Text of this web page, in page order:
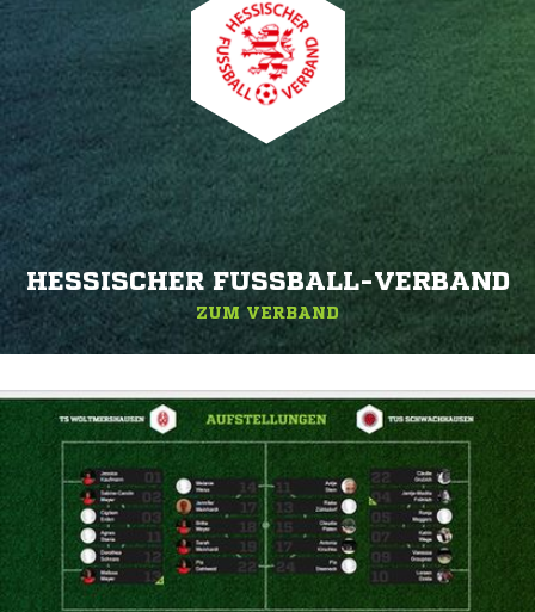
HESSISCHER FUSSBALL-VERBAND
ZUM VERBAND